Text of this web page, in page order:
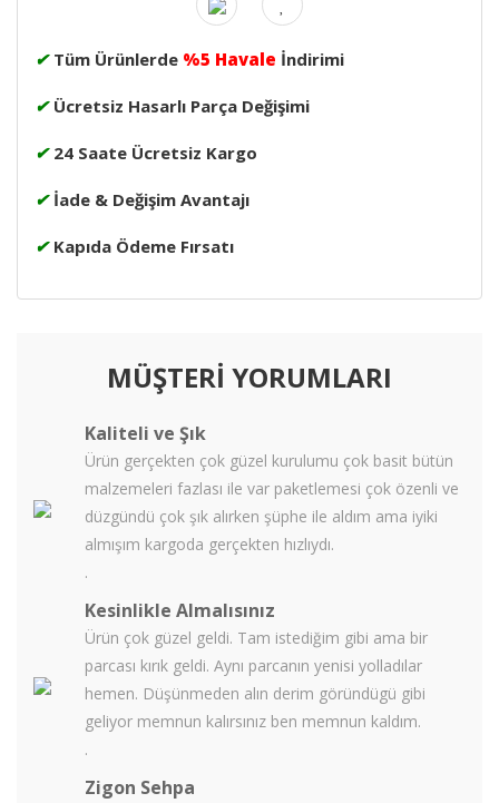
✔ Tüm Ürünlerde %5 Havale İndirimi
✔ Ücretsiz Hasarlı Parça Değişimi
✔ 24 Saate Ücretsiz Kargo
✔ İade & Değişim Avantajı
✔ Kapıda Ödeme Fırsatı
MÜŞTERİ YORUMLARI
Kaliteli ve Şık
Ürün gerçekten çok güzel kurulumu çok basit bütün
malzemeleri fazlası ile var paketlemesi çok özenli ve
düzgündü çok şık alırken şüphe ile aldım ama iyiki
almışım kargoda gerçekten hızlıydı.
.
Kesinlikle Almalısınız
Ürün çok güzel geldi. Tam istediğim gibi ama bir
parcası kırık geldi. Aynı parcanın yenisi yolladılar
hemen. Düşünmeden alın derim göründügü gibi
geliyor memnun kalırsınız ben memnun kaldım.
.
Zigon Sehpa